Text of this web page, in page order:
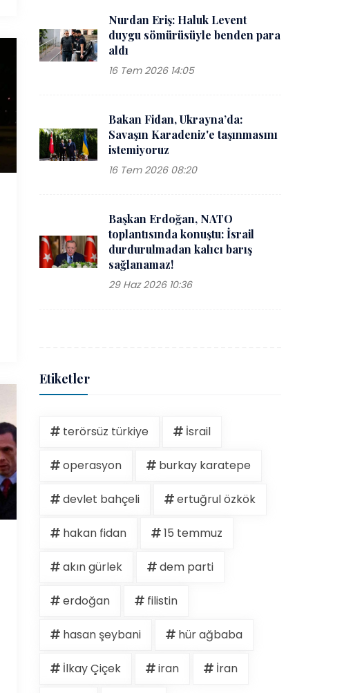
Nurdan Eriş: Haluk Levent
duygu sömürüsüyle benden para
aldı
16 Tem 2026 14:05
Bakan Fidan, Ukrayna’da:
Savaşın Karadeniz'e taşınmasını
istemiyoruz
16 Tem 2026 08:20
Başkan Erdoğan, NATO
toplantısında konuştu: İsrail
durdurulmadan kalıcı barış
sağlanamaz!
29 Haz 2026 10:36
Etiketler
terörsüz türkiye İsrail
operasyon burkay karatepe
devlet bahçeli ertuğrul özkök
hakan fidan 15 temmuz
akın gürlek dem parti
erdoğan filistin
hasan şeybani hür ağbaba
İlkay Çiçek iran İran